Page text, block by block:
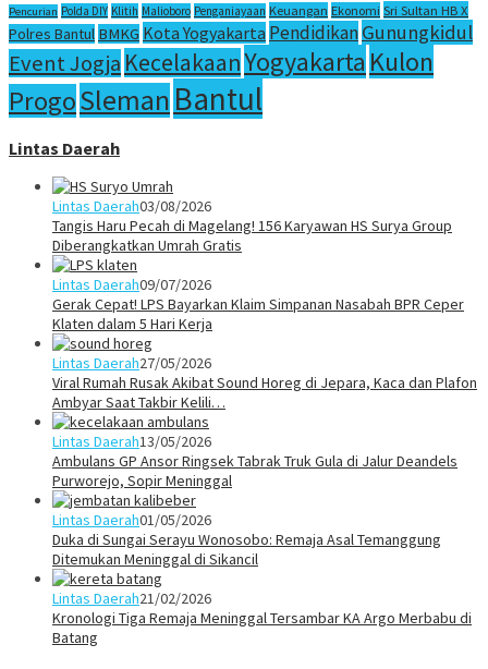
Pencurian Polda DIY Klitih Malioboro Penganiayaan Keuangan Ekonomi Sri Sultan HB X
Polres Bantul BMKG Kota Yogyakarta PendidikanGunungkidul
Event Jogja KecelakaanYogyakarta Kulon
ProgoSleman Bantul
Lintas Daerah
Lintas Daerah03/08/2026
Tangis Haru Pecah di Magelang! 156 Karyawan HS Surya Group
Diberangkatkan Umrah Gratis
Lintas Daerah09/07/2026
Gerak Cepat! LPS Bayarkan Klaim Simpanan Nasabah BPR Ceper
Klaten dalam 5 Hari Kerja
Lintas Daerah27/05/2026
Viral Rumah Rusak Akibat Sound Horeg di Jepara, Kaca dan Plafon
Ambyar Saat Takbir Kelili…
Lintas Daerah13/05/2026
Ambulans GP Ansor Ringsek Tabrak Truk Gula di Jalur Deandels
Purworejo, Sopir Meninggal
Lintas Daerah01/05/2026
Duka di Sungai Serayu Wonosobo: Remaja Asal Temanggung
Ditemukan Meninggal di Sikancil
Lintas Daerah21/02/2026
Kronologi Tiga Remaja Meninggal Tersambar KA Argo Merbabu di
Batang